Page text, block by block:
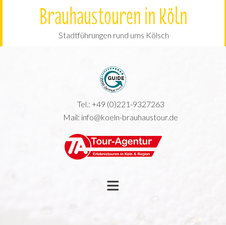
Brauhaustouren in Köln
Stadtführungen rund ums Kölsch
Tel.: +49 (0)221-9327263
Mail: info@koeln-brauhaustour.de